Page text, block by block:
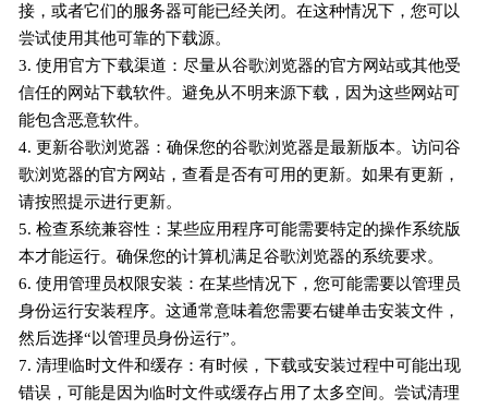
接，或者它们的服务器可能已经关闭。在这种情况下，您可以
尝试使用其他可靠的下载源。
3. 使用官方下载渠道：尽量从谷歌浏览器的官方网站或其他受
信任的网站下载软件。避免从不明来源下载，因为这些网站可
能包含恶意软件。
4. 更新谷歌浏览器：确保您的谷歌浏览器是最新版本。访问谷
歌浏览器的官方网站，查看是否有可用的更新。如果有更新，
请按照提示进行更新。
5. 检查系统兼容性：某些应用程序可能需要特定的操作系统版
本才能运行。确保您的计算机满足谷歌浏览器的系统要求。
6. 使用管理员权限安装：在某些情况下，您可能需要以管理员
身份运行安装程序。这通常意味着您需要右键单击安装文件，
然后选择“以管理员身份运行”。
7. 清理临时文件和缓存：有时候，下载或安装过程中可能出现
错误，可能是因为临时文件或缓存占用了太多空间。尝试清理